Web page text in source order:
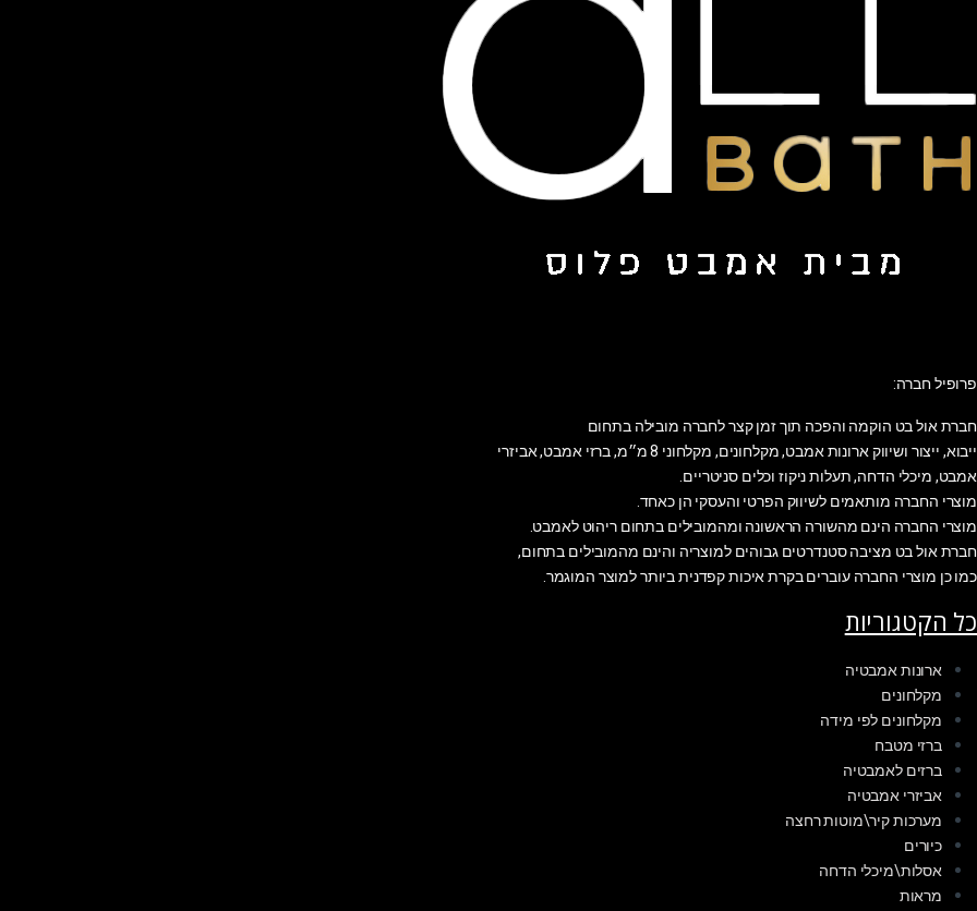
פרופיל חברה:
חברת אול בט הוקמה והפכה תוך זמן קצר לחברה מובילה בתחום
ייבוא, ייצור ושיווק ארונות אמבט, מקלחונים, מקלחוני 8 מ״מ, ברזי אמבט, אביזרי
אמבט, מיכלי הדחה, תעלות ניקוז וכלים סניטריים.
מוצרי החברה מותאמים לשיווק הפרטי והעסקי הן כאחד.
מוצרי החברה הינם מהשורה הראשונה ומהמובילים בתחום ריהוט לאמבט.
חברת אול בט מציבה סטנדרטים גבוהים למוצריה והינם מהמובילים בתחום,
כמו כן מוצרי החברה עוברים בקרת איכות קפדנית ביותר למוצר המוגמר.
כל הקטגוריות
ארונות אמבטיה
מקלחונים
מקלחונים לפי מידה
ברזי מטבח
ברזים לאמבטיה
אביזרי אמבטיה
מערכות קיר\מוטות רחצה
כיורים
אסלות\מיכלי הדחה
מראות